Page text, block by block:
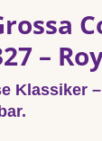
–
Klassiker